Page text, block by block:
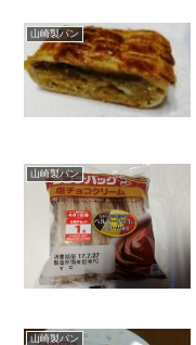
山崎製パン
山崎製パン
山崎製パン